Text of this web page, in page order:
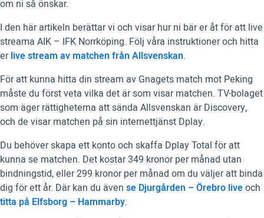
om ni så önskar.
I den här artikeln berättar vi och visar hur ni bär er åt för att live
streama AIK – IFK Norrköping. Följ våra instruktioner och hitta
erlive stream av matchen från Allsvenskan.
För att kunna hitta din stream av Gnagets match mot Peking
måste du först veta vilka det är som visar matchen. TV-bolaget
som äger rättigheterna att sända Allsvenskan är Discovery,
och de visar matchen på sin internettjänst Dplay.
Du behöver skapa ett konto och skaffa Dplay Total för att
kunna se matchen. Det kostar 349 kronor per månad utan
bindningstid, eller 299 kronor per månad om du väljer att binda
dig för ett år. Där kan du även se Djurgården – Örebro liveoch
titta på Elfsborg – Hammarby.